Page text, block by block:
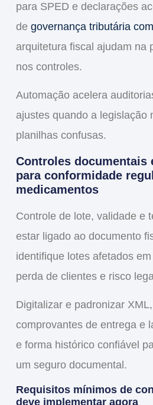
para SPED e declarações
de governança tributária
arquitetura fiscal ajudam na
nos controles.
Automação acelera
ajustes quando a
planilhas confusas.
Controles documentais
para conformidade
medicamentos
Controle de lote, validade e
estar ligado ao documento
identifique lotes afetados
perda de clientes e risco
Digitalizar e padronizar
comprovantes de entrega e
e forma histórico confiável
um seguro documental.
Requisitos mínimos de
deve implementar agora